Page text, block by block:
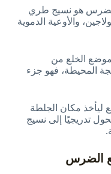
الضرس هو نسيج طري
والأوعية الدموية
الخلع من
المحيطة، فهو جزء
ليأخذ مكان الجلطة
تدريجيًا إلى نسيج
الضرس